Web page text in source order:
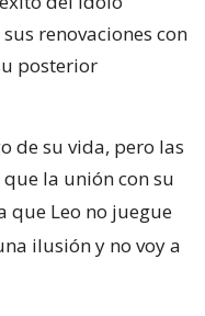
renovaciones con
posterior
de su vida, pero las
la unión con su
que Leo no juegue
ilusión y no voy a